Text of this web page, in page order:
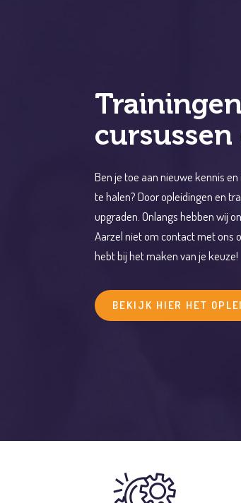
Ben je toe aan nieuwe kennis
te halen? Door opleidingen en
upgraden. Onlangs hebben wij
Aarzel niet om contact met ons
hebt bij het maken van je keuze!
BEKIJK HIER HET
Quickscan
Laat Senz Interim een kijkje
wordt.
QUICKSCAN